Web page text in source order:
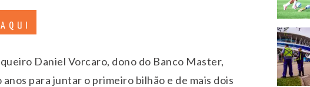
Daniel Vorcaro, dono do Banco Master,
para juntar o primeiro bilhão e de mais dois